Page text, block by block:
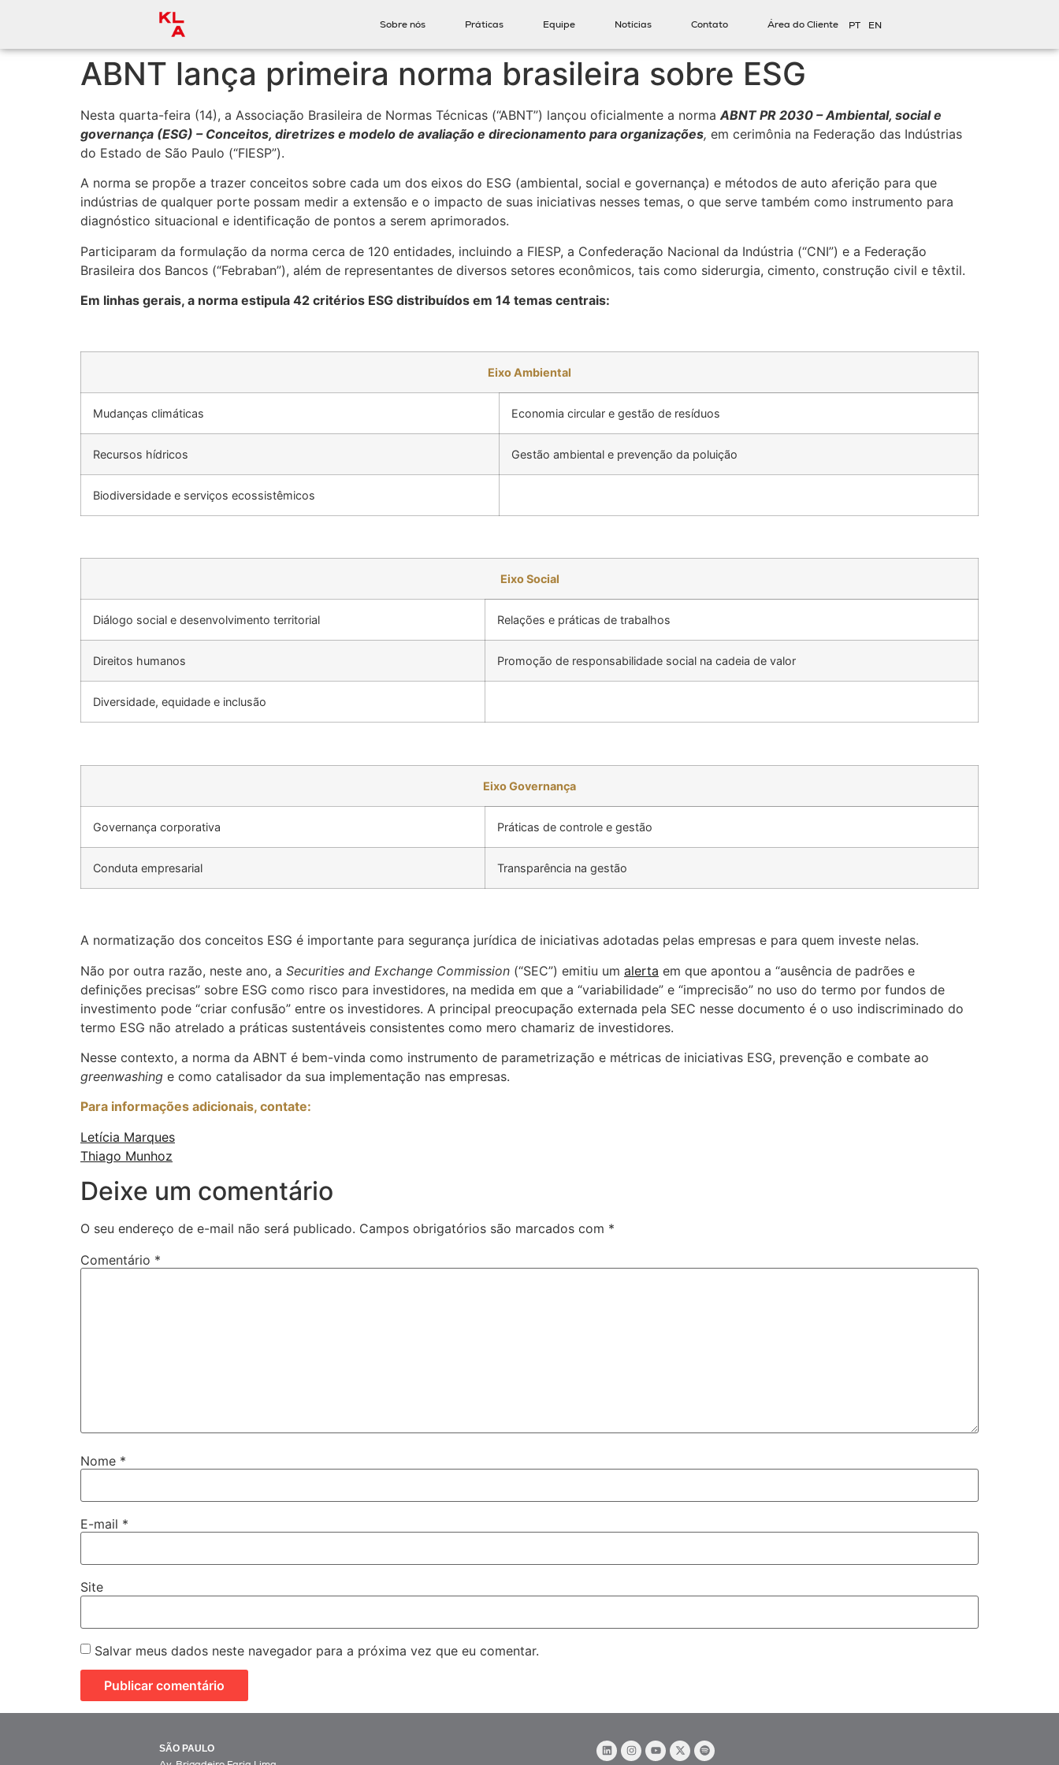
Sobre nós Práticas Equipe Notícias Contato Área do Cliente PT EN
ABNT lança primeira norma brasileira sobre ESG
Nesta quarta-feira (14), a Associação Brasileira de Normas Técnicas (“ABNT”) lançou oficialmente a normaABNT PR 2030 – Ambiental, social e
governança (ESG) – Conceitos, diretrizes e modelo de avaliação e direcionamento para organizações, em cerimônia na Federação das Indústrias
do Estado de São Paulo (“FIESP”).
A norma se propõe a trazer conceitos sobre cada um dos eixos do ESG (ambiental, social e governança) e métodos de auto aferição para que
indústrias de qualquer porte possam medir a extensão e o impacto de suas iniciativas nesses temas, o que serve também como instrumento para
diagnóstico situacional e identificação de pontos a serem aprimorados.
Participaram da formulação da norma cerca de 120 entidades, incluindo a FIESP, a Confederação Nacional da Indústria (“CNI”) e a Federação
Brasileira dos Bancos (“Febraban”), além de representantes de diversos setores econômicos, tais como siderurgia, cimento, construção civil e têxtil.
Em linhas gerais, a norma estipula 42 critérios ESG distribuídos em 14 temas centrais:
Eixo Ambiental
Mudanças climáticas Economia circular e gestão de resíduos
Recursos hídricos Gestão ambiental e prevenção da poluição
Biodiversidade e serviços ecossistêmicos
Eixo Social
Diálogo social e desenvolvimento territorial Relações e práticas de trabalhos
Direitos humanos Promoção de responsabilidade social na cadeia de valor
Diversidade, equidade e inclusão
Eixo Governança
Governança corporativa Práticas de controle e gestão
Conduta empresarial Transparência na gestão
A normatização dos conceitos ESG é importante para segurança jurídica de iniciativas adotadas pelas empresas e para quem investe nelas.
Não por outra razão, neste ano, a Securities and Exchange Commission (“SEC”) emitiu um alerta em que apontou a “ausência de padrões e
definições precisas” sobre ESG como risco para investidores, na medida em que a “variabilidade” e “imprecisão” no uso do termo por fundos de
investimento pode “criar confusão” entre os investidores. A principal preocupação externada pela SEC nesse documento é o uso indiscriminado do
termo ESG não atrelado a práticas sustentáveis consistentes como mero chamariz de investidores.
Nesse contexto, a norma da ABNT é bem-vinda como instrumento de parametrização e métricas de iniciativas ESG, prevenção e combate ao
greenwashing e como catalisador da sua implementação nas empresas.
Para informações adicionais, contate:
Letícia Marques
Thiago Munhoz
Deixe um comentário
O seu endereço de e-mail não será publicado. Campos obrigatórios são marcados com *
Comentário *
Nome *
E-mail *
Site
Salvar meus dados neste navegador para a próxima vez que eu comentar.
SÃO PAULO